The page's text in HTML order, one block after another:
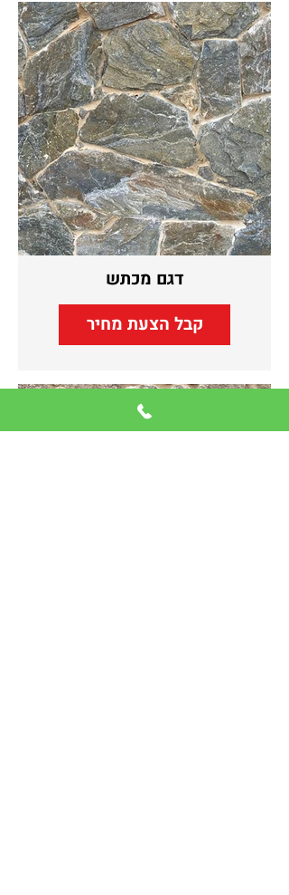
דגם מכתש
קבל הצעת מחיר